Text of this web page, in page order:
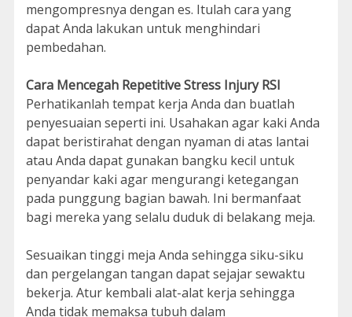
mengompresnya dengan es. Itulah cara yang
dapat Anda lakukan untuk menghindari
pembedahan.
Cara Mencegah Repetitive Stress Injury RSI
Perhatikanlah tempat kerja Anda dan buatlah
penyesuaian seperti ini. Usahakan agar kaki Anda
dapat beristirahat dengan nyaman di atas lantai
atau Anda dapat gunakan bangku kecil untuk
penyandar kaki agar mengurangi ketegangan
pada punggung bagian bawah. Ini bermanfaat
bagi mereka yang selalu duduk di belakang meja.
Sesuaikan tinggi meja Anda sehingga siku-siku
dan pergelangan tangan dapat sejajar sewaktu
bekerja. Atur kembali alat-alat kerja sehingga
Anda tidak memaksa tubuh dalam